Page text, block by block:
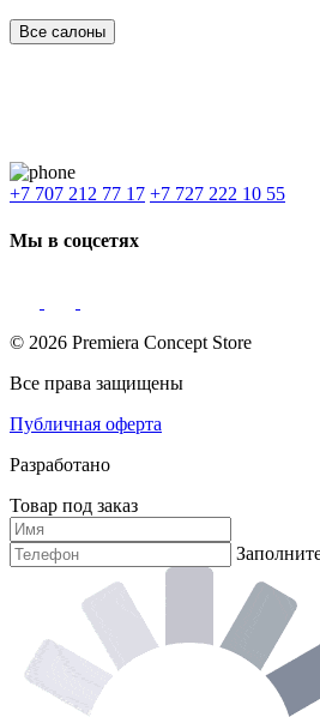
Все салоны
+7 707 212 77 17 +7 727 222 10 55
Мы в соцсетях
© 2026 Premiera Concept Store
Все права защищены
Публичная оферта
Разработано
Товар под заказ